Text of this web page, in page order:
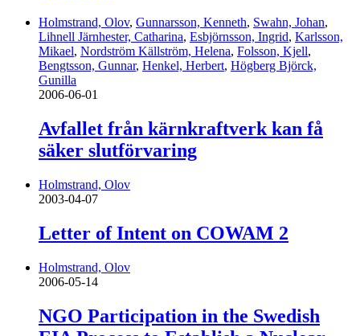
Holmstrand, Olov, Gunnarsson, Kenneth, Swahn, Johan,
Lihnell Järnhester, Catharina, Esbjörnsson, Ingrid, Karlsson,
Mikael, Nordström Källström, Helena, Folsson, Kjell,
Bengtsson, Gunnar, Henkel, Herbert, Högberg Björck,
Gunilla
2006-06-01
Avfallet från kärnkraftverk kan få
säker slutförvaring
Holmstrand, Olov
2003-04-07
Letter of Intent on COWAM 2
Holmstrand, Olov
2006-05-14
NGO Participation in the Swedish